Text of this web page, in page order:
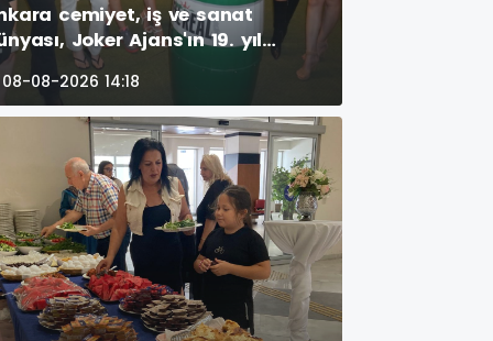
cemiyet, iş ve sanat
Joker Ajans'ın 19. yıl
bir araya geldi.
Sport Center havuzbaşında
görkemli parti,
anlar
08-08-2026 14:18